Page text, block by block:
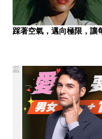
踩著空氣，邁向極限，讓
PR
小24歲女友背景
點聲明「駁小
小？
快訊／台北強
假」 蔣萬安說